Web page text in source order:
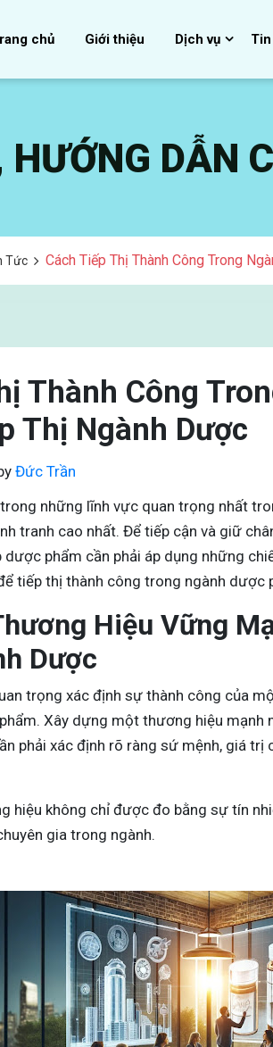
chủ Giới thiệu Dịch vụ
HƯỚNG DẪN
Tức Cách Tiếp Thị Thành Công Trong
Thành Công
Thị Ngành Dược
Đức Trần
những lĩnh vực quan trọng nhất
tranh cao nhất. Để tiếp cận và giữ
dược phẩm cần phải áp dụng những
tiếp thị thành công trong ngành dược
Hiệu Vững
Dược
trọng xác định sự thành công của
Xây dựng một thương hiệu
phải xác định rõ ràng sứ mệnh, giá
hiệu không chỉ được đo bằng sự tín
gia trong ngành.